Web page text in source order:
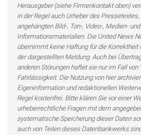
Herausgeber (siehe Firmenkontakt oben)
in der Regel auch Urheber des
angehängten Bild-, Ton-, Video-, Medien- und
Informationsmaterialien. Die United News
übernimmt keine Haftung für die Korrektheit
der dargestellten Meldung. Auch bei
anderen Störungen haftet sie nur im Fall von
Fahrlässigkeit. Die Nutzung von hier
Eigeninformation und redaktionellen
Regel kostenfrei. Bitte klären Sie vor einer
urheberrechtliche Fragen mit dem
systematische Speicherung dieser Daten
auch von Teilen dieses Datenbankwerks